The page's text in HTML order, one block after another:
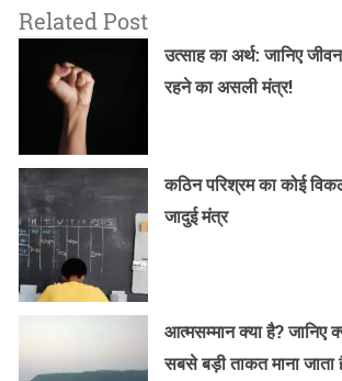
Related Post
उत्साह का अर्थ: जानिए
रहने का असली मंत्र!
कठिन परिश्रम का कोई
जादुई मंत्र
आत्मसम्मान क्या है? जानिए
सबसे बड़ी ताकत माना जाता